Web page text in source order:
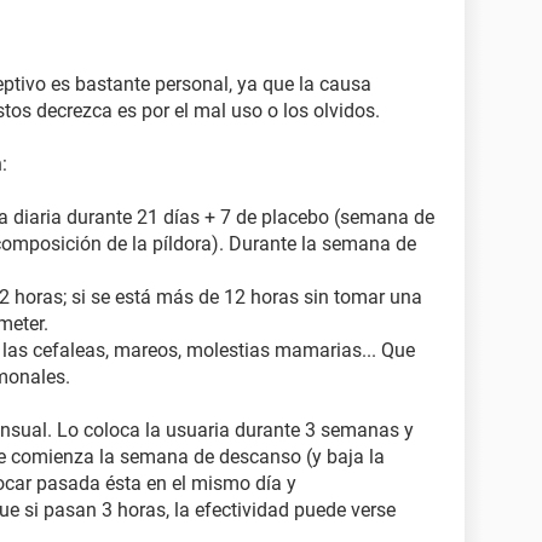
es bastante personal, ya que la causa
decrezca es por el mal uso o los olvidos.
diaria durante 21 días + 7 de placebo (semana de
de la píldora). Durante la semana de
horas; si se está más de 12 horas sin tomar una
cefaleas, mareos, molestias mamarias... Que
Lo coloca la usuaria durante 3 semanas y
comienza la semana de descanso (y baja la
pasada ésta en el mismo día y
si pasan 3 horas, la efectividad puede verse